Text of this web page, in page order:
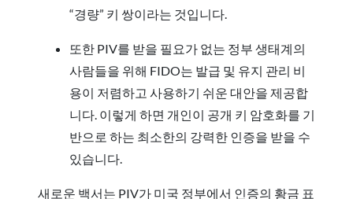
“경량” 키 쌍이라는 것입니다.
또한 PIV를 받을 필요가 없는 정부 생태계의
사람들을 위해 FIDO는 발급 및 유지 관리 비
용이 저렴하고 사용하기 쉬운 대안을 제공합
니다. 이렇게 하면 개인이 공개 키 암호화를 기
반으로 하는 최소한의 강력한 인증을 받을 수
있습니다.
새로운 백서는 PIV가 미국 정부에서 인증의 황금 표